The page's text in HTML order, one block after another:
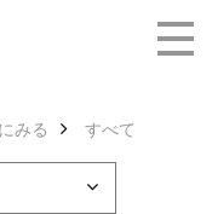
みる すべて